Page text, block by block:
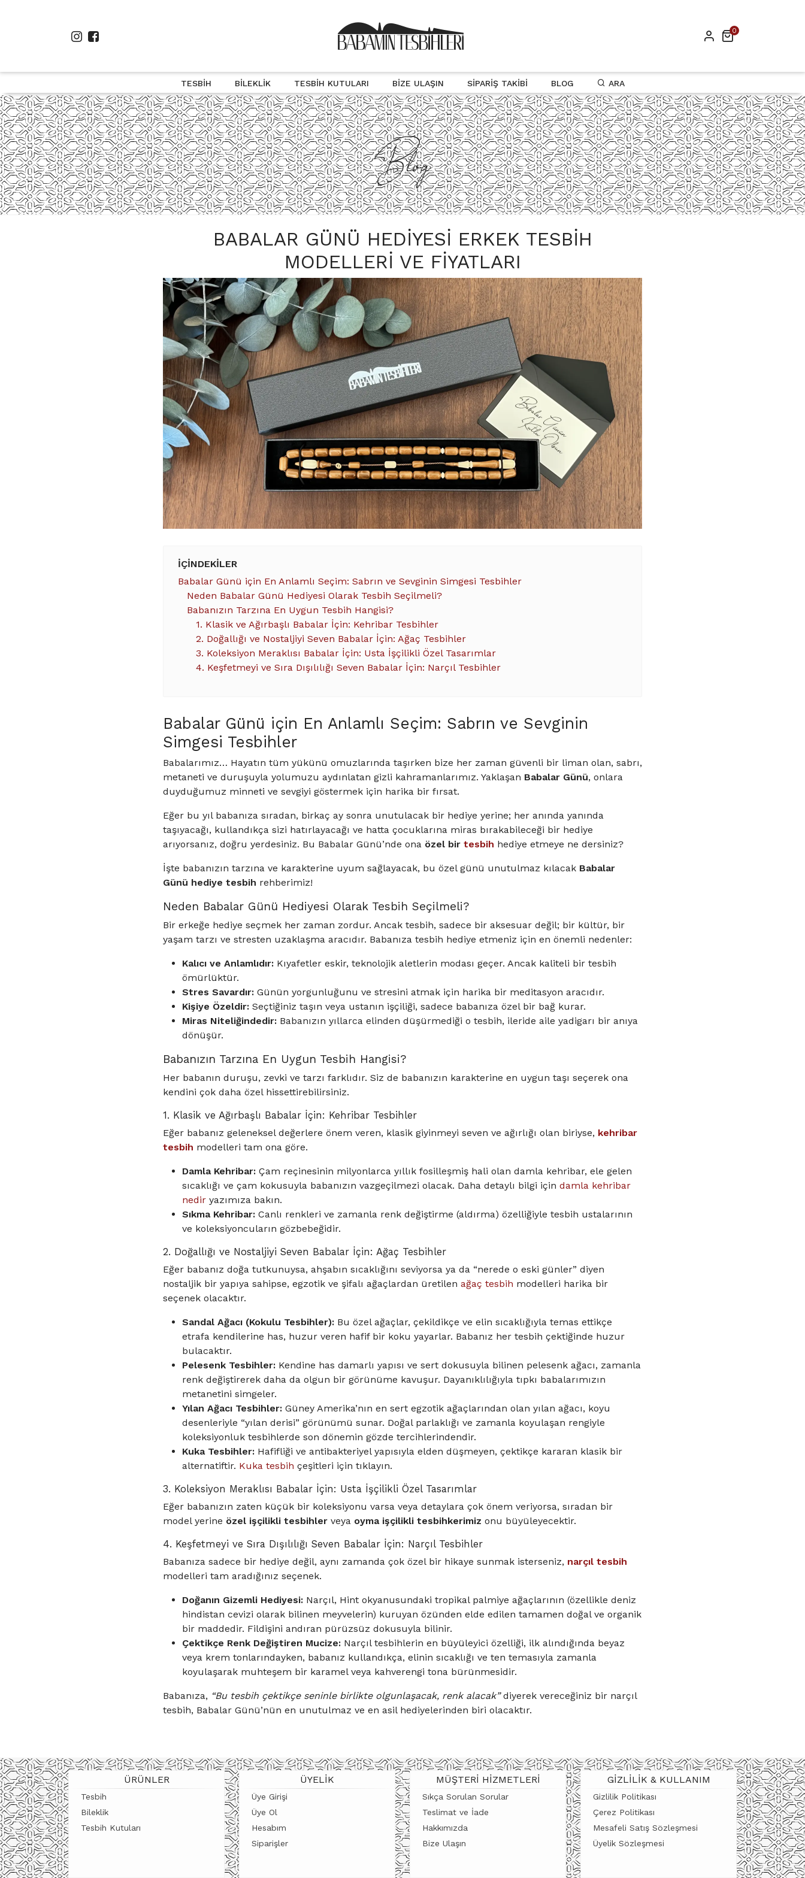
0
TESBIH BILEKLIK TESBIH KUTULARI BIZE ULAŞIN SIPARIŞ TAKIBI BLOG ARA
Blog
BABALAR GÜNÜ HEDIYESI ERKEK TESBIH
MODELLERI VE FIYATLARI
İÇINDEKILER
Babalar Günü için En Anlamlı Seçim: Sabrın ve Sevginin Simgesi Tesbihler
Neden Babalar Günü Hediyesi Olarak Tesbih Seçilmeli?
Babanızın Tarzına En Uygun Tesbih Hangisi?
1. Klasik ve Ağırbaşlı Babalar İçin: Kehribar Tesbihler
2. Doğallığı ve Nostaljiyi Seven Babalar İçin: Ağaç Tesbihler
3. Koleksiyon Meraklısı Babalar İçin: Usta İşçilikli Özel Tasarımlar
4. Keşfetmeyi ve Sıra Dışılılığı Seven Babalar İçin: Narçıl Tesbihler
Babalar Günü için En Anlamlı Seçim: Sabrın ve Sevginin
Simgesi Tesbihler
Babalarımız… Hayatın tüm yükünü omuzlarında taşırken bize her zaman güvenli bir liman olan, sabrı,
metaneti ve duruşuyla yolumuzu aydınlatan gizli kahramanlarımız. Yaklaşan Babalar Günü, onlara
duyduğumuz minneti ve sevgiyi göstermek için harika bir fırsat.
Eğer bu yıl babanıza sıradan, birkaç ay sonra unutulacak bir hediye yerine; her anında yanında
taşıyacağı, kullandıkça sizi hatırlayacağı ve hatta çocuklarına miras bırakabileceği bir hediye
arıyorsanız, doğru yerdesiniz. Bu Babalar Günü’nde ona özel bir tesbih hediye etmeye ne dersiniz?
İşte babanızın tarzına ve karakterine uyum sağlayacak, bu özel günü unutulmaz kılacak Babalar
Günü hediye tesbih rehberimiz!
Neden Babalar Günü Hediyesi Olarak Tesbih Seçilmeli?
Bir erkeğe hediye seçmek her zaman zordur. Ancak tesbih, sadece bir aksesuar değil; bir kültür, bir
yaşam tarzı ve stresten uzaklaşma aracıdır. Babanıza tesbih hediye etmeniz için en önemli nedenler:
Kalıcı ve Anlamlıdır: Kıyafetler eskir, teknolojik aletlerin modası geçer. Ancak kaliteli bir tesbih
ömürlüktür.
Stres Savardır: Günün yorgunluğunu ve stresini atmak için harika bir meditasyon aracıdır.
Kişiye Özeldir: Seçtiğiniz taşın veya ustanın işçiliği, sadece babanıza özel bir bağ kurar.
Miras Niteliğindedir: Babanızın yıllarca elinden düşürmediği o tesbih, ileride aile yadigarı bir anıya
dönüşür.
Babanızın Tarzına En Uygun Tesbih Hangisi?
Her babanın duruşu, zevki ve tarzı farklıdır. Siz de babanızın karakterine en uygun taşı seçerek ona
kendini çok daha özel hissettirebilirsiniz.
1. Klasik ve Ağırbaşlı Babalar İçin: Kehribar Tesbihler
Eğer babanız geleneksel değerlere önem veren, klasik giyinmeyi seven ve ağırlığı olan biriyse, kehribar
tesbih modelleri tam ona göre.
Damla Kehribar: Çam reçinesinin milyonlarca yıllık fosilleşmiş hali olan damla kehribar, ele gelen
sıcaklığı ve çam kokusuyla babanızın vazgeçilmezi olacak. Daha detaylı bilgi için damla kehribar
nedir yazımıza bakın.
Sıkma Kehribar: Canlı renkleri ve zamanla renk değiştirme (aldırma) özelliğiyle tesbih ustalarının
ve koleksiyoncuların gözbebeğidir.
2. Doğallığı ve Nostaljiyi Seven Babalar İçin: Ağaç Tesbihler
Eğer babanız doğa tutkunuysa, ahşabın sıcaklığını seviyorsa ya da “nerede o eski günler” diyen
nostaljik bir yapıya sahipse, egzotik ve şifalı ağaçlardan üretilen ağaç tesbih modelleri harika bir
seçenek olacaktır.
Sandal Ağacı (Kokulu Tesbihler): Bu özel ağaçlar, çekildikçe ve elin sıcaklığıyla temas ettikçe
etrafa kendilerine has, huzur veren hafif bir koku yayarlar. Babanız her tesbih çektiğinde huzur
bulacaktır.
Pelesenk Tesbihler: Kendine has damarlı yapısı ve sert dokusuyla bilinen pelesenk ağacı, zamanla
renk değiştirerek daha da olgun bir görünüme kavuşur. Dayanıklılığıyla tıpkı babalarımızın
metanetini simgeler.
Yılan Ağacı Tesbihler: Güney Amerika’nın en sert egzotik ağaçlarından olan yılan ağacı, koyu
desenleriyle “yılan derisi” görünümü sunar. Doğal parlaklığı ve zamanla koyulaşan rengiyle
koleksiyonluk tesbihlerde son dönemin gözde tercihlerindendir.
Kuka Tesbihler: Hafifliği ve antibakteriyel yapısıyla elden düşmeyen, çektikçe kararan klasik bir
alternatiftir. Kuka tesbih çeşitleri için tıklayın.
3. Koleksiyon Meraklısı Babalar İçin: Usta İşçilikli Özel Tasarımlar
Eğer babanızın zaten küçük bir koleksiyonu varsa veya detaylara çok önem veriyorsa, sıradan bir
model yerine özel işçilikli tesbihler veya oyma işçilikli tesbihkerimiz onu büyüleyecektir.
4. Keşfetmeyi ve Sıra Dışılılığı Seven Babalar İçin: Narçıl Tesbihler
Babanıza sadece bir hediye değil, aynı zamanda çok özel bir hikaye sunmak isterseniz, narçıl tesbih
modelleri tam aradığınız seçenek.
Doğanın Gizemli Hediyesi: Narçıl, Hint okyanusundaki tropikal palmiye ağaçlarının (özellikle deniz
hindistan cevizi olarak bilinen meyvelerin) kuruyan özünden elde edilen tamamen doğal ve organik
bir maddedir. Fildişini andıran pürüzsüz dokusuyla bilinir.
Çektikçe Renk Değiştiren Mucize: Narçıl tesbihlerin en büyüleyici özelliği, ilk alındığında beyaz
veya krem tonlarındayken, babanız kullandıkça, elinin sıcaklığı ve ten temasıyla zamanla
koyulaşarak muhteşem bir karamel veya kahverengi tona bürünmesidir.
Babanıza, “Bu tesbih çektikçe seninle birlikte olgunlaşacak, renk alacak”diyerek vereceğiniz bir narçıl
tesbih, Babalar Günü’nün en unutulmaz ve en asil hediyelerinden biri olacaktır.
ÜRÜNLER
Tesbih
Bileklik
Tesbih Kutuları
ÜYELIK
Üye Girişi
Üye Ol
Hesabım
Siparişler
MÜŞTERI HIZMETLERI
Sıkça Sorulan Sorular
Teslimat ve İade
Hakkımızda
Bize Ulaşın
GIZLILIK & KULLANIM
Gizlilik Politikası
Çerez Politikası
Mesafeli Satış Sözleşmesi
Üyelik Sözleşmesi